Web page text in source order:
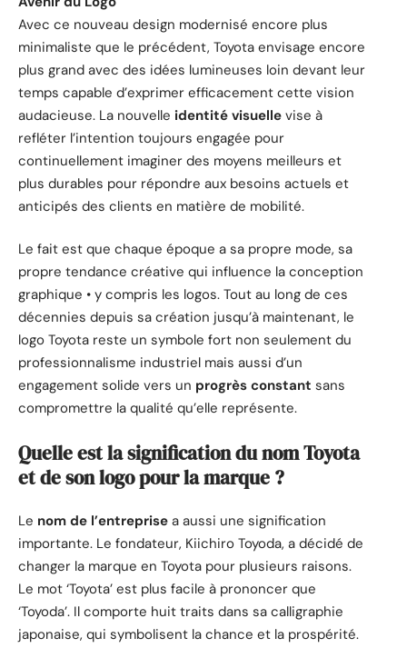
Avec ce nouveau design modernisé encore plus
minimaliste que le précédent, Toyota envisage encore
plus grand avec des idées lumineuses loin devant leur
temps capable d’exprimer efficacement cette vision
audacieuse. La nouvelle identité visuelle vise à
refléter l’intention toujours engagée pour
continuellement imaginer des moyens meilleurs et
plus durables pour répondre aux besoins actuels et
anticipés des clients en matière de mobilité.
Le fait est que chaque époque a sa propre mode, sa
propre tendance créative qui influence la conception
graphique • y compris les logos. Tout au long de ces
décennies depuis sa création jusqu’à maintenant, le
logo Toyota reste un symbole fort non seulement du
professionnalisme industriel mais aussi d’un
engagement solide vers un progrès constant sans
compromettre la qualité qu’elle représente.
Quelle est la signification du nom Toyota
et de son logo pour la marque ?
Le nom de l’entreprise a aussi une signification
importante. Le fondateur, Kiichiro Toyoda, a décidé de
changer la marque en Toyota pour plusieurs raisons.
Le mot ‘Toyota’ est plus facile à prononcer que
‘Toyoda’. Il comporte huit traits dans sa calligraphie
japonaise, qui symbolisent la chance et la prospérité.